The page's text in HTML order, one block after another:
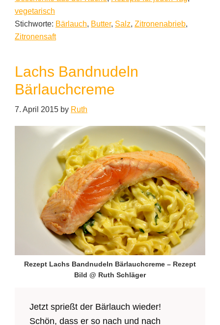
vegetarisch
Stichworte: Bärlauch, Butter, Salz, Zitronenabrieb,
Zitronensaft
Lachs Bandnudeln
Bärlauchcreme
7. April 2015 by Ruth
Rezept Lachs Bandnudeln Bärlauchcreme – Rezept
Bild @ Ruth Schläger
Jetzt sprießt der Bärlauch wieder!
Schön, dass er so nach und nach